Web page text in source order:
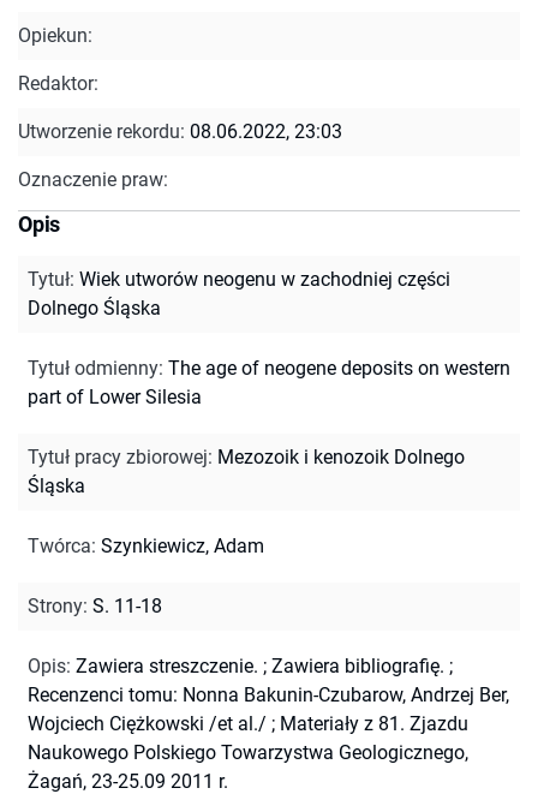
Opiekun:
Redaktor:
Utworzenie rekordu: 08.06.2022, 23:03
Oznaczenie praw:
Opis
Tytuł: Wiek utworów neogenu w zachodniej części
Dolnego Śląska
Tytuł odmienny: The age of neogene deposits on western
part of Lower Silesia
Tytuł pracy zbiorowej: Mezozoik i kenozoik Dolnego
Śląska
Twórca: Szynkiewicz, Adam
Strony: S. 11-18
Opis: Zawiera streszczenie. ; Zawiera bibliografię. ;
Recenzenci tomu: Nonna Bakunin-Czubarow, Andrzej Ber,
Wojciech Ciężkowski /et al./ ; Materiały z 81. Zjazdu
Naukowego Polskiego Towarzystwa Geologicznego,
Żagań, 23-25.09 2011 r.